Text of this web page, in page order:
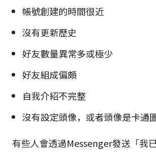
帳號創建的時間很近
沒有更新歷史
好友數量異常多或極少
好友組成偏頗
自我介紹不完整
沒有設定頭像，或者頭像是卡通
有些人會透過Messenger發送「我